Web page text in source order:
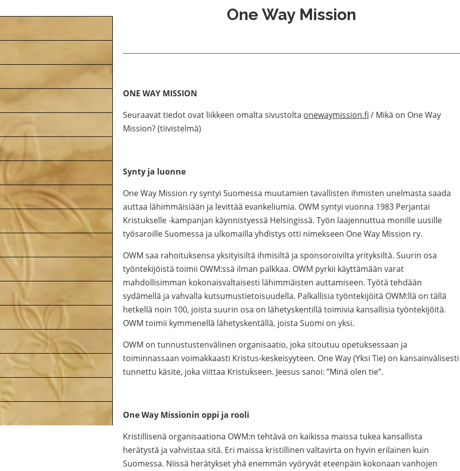
One Way Mission
ONE WAY MISSION
Seuraavat tiedot ovat liikkeen omalta sivustolta onewaymission.fi / Mikä on One Way
Mission? (tiivistelmä)
Synty ja luonne
One Way Mission ry syntyi Suomessa muutamien tavallisten ihmisten unelmasta saada
auttaa lähimmäisiään ja levittää evankeliumia. OWM syntyi vuonna 1983 Perjantai
Kristukselle -kampanjan käynnistyessä Helsingissä. Työn laajennuttua monille uusille
työsaroille Suomessa ja ulkomailla yhdistys otti nimekseen One Way Mission ry.
OWM saa rahoituksensa yksityisiltä ihmisiltä ja sponsoroivilta yrityksiltä. Suurin osa
työntekijöistä toimii OWM:ssä ilman palkkaa. OWM pyrkii käyttämään varat
mahdollisimman kokonaisvaltaisesti lähimmäisten auttamiseen. Työtä tehdään
sydämellä ja vahvalla kutsumustietoisuudella. Palkallisia työntekijöitä OWM:llä on tällä
hetkellä noin 100, joista suurin osa on lähetyskentillä toimivia kansallisia työntekijöitä.
OWM toimii kymmenellä lähetyskentällä, joista Suomi on yksi.
OWM on tunnustustenvälinen organisaatio, joka sitoutuu opetuksessaan ja
toiminnassaan voimakkaasti Kristus-keskeisyyteen. One Way (Yksi Tie) on kansainvälisesti
tunnettu käsite, joka viittaa Kristukseen. Jeesus sanoi: ”Minä olen tie”.
One Way Missionin oppi ja rooli
Kristillisenä organisaationa OWM:n tehtävä on kaikissa maissa tukea kansallista
herätystä ja vahvistaa sitä. Eri maissa kristillinen valtavirta on hyvin erilainen kuin
Suomessa. Niissä herätykset yhä enemmän vyöryvät eteenpäin kokonaan vanhojen